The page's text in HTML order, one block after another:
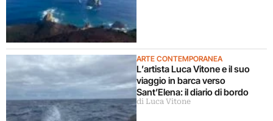
ARTE CONTEMPORANEA
L’artista Luca Vitone e il suo
viaggio in barca verso
Sant’Elena: il diario di bordo
di Luca Vitone